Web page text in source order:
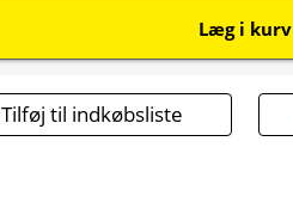
Læg i kurv
Tilføj til indkøbsliste